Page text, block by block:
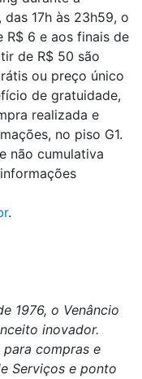
17h às 23h59, o
6 e aos finais de
de R$ 50 são
ou preço único
de gratuidade,
realizada e
no piso G1.
não cumulativa
.
1976, o Venâncio
inovador.
compras e
Serviços e ponto